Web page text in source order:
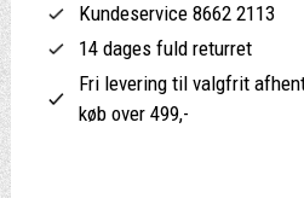
Kundeservice 8662 2113
14 dages fuld returret
Fri levering til valgfrit
køb over 499,-